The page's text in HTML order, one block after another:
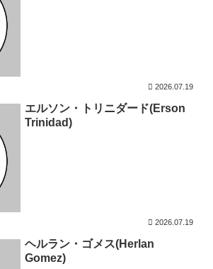
2026.07.19
エルソン・トリニダード(Erson
Trinidad)
2026.07.19
ヘルラン・ゴメス(Herlan
Gomez)